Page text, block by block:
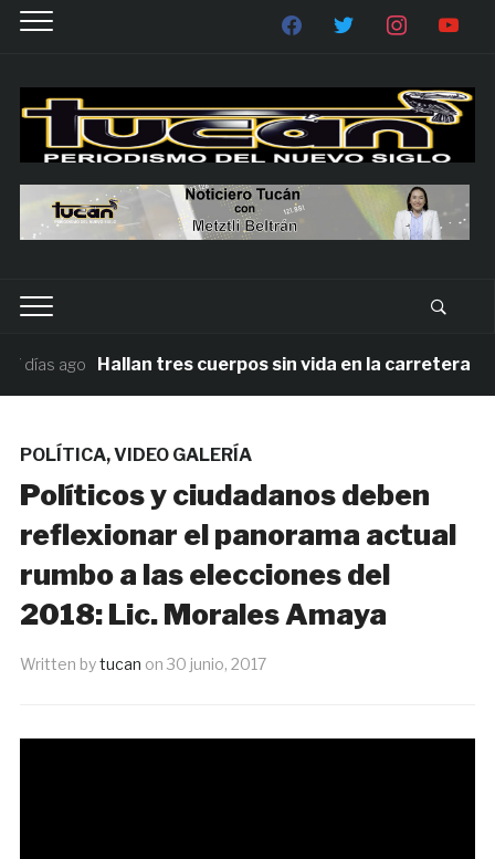
ago Hallan tres cuerpos sin vida en la carretera
POLÍTICA,VIDEO GALERÍA
Políticos y ciudadanos deben
reflexionar el panorama actual
rumbo a las elecciones del
2018: Lic. Morales Amaya
Written bytucan on 30 junio, 2017